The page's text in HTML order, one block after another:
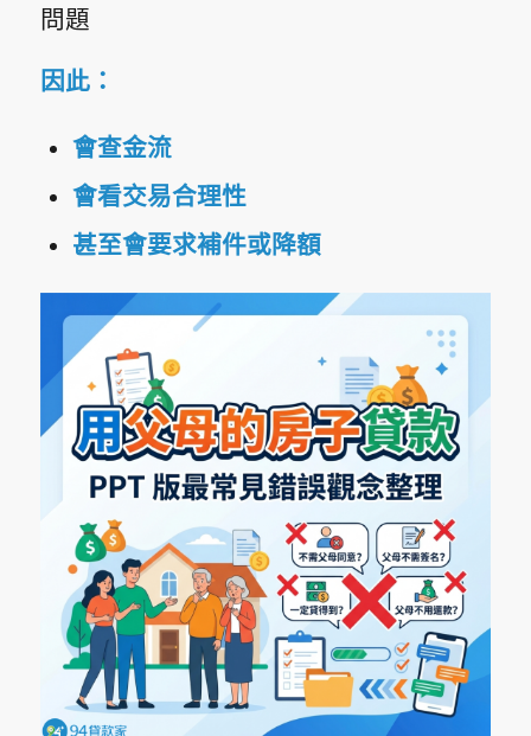
問題
因此：
會查金流
會看交易合理性
甚至會要求補件或降額